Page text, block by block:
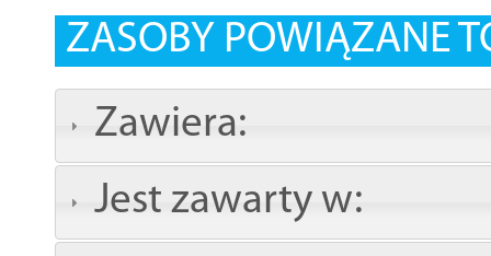
ZASOBY POWIĄZANE
Zawiera:
Jest zawarty w: